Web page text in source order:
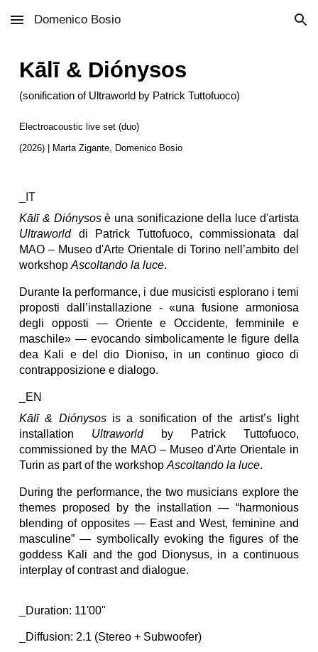
Skip to main content Skip to navigation
Domenico Bosio
Kālī & Diónysos
(sonification of Ultraworld by Patrick Tuttofuoco)
Electroacoustic live set (duo)
(2026) | Marta Zigante, Domenico Bosio
_IT
Kālī & Diónysosè una sonificazione della luce d'artista
Ultraworlddi Patrick Tuttofuoco, commissionata dal
MAO – Museo d'Arte Orientale di Torino nell’ambito del
workshopAscoltando la luce.
Durante la performance, i due musicisti esplorano i temi
proposti dall’installazione - «una fusione armoniosa
degli opposti — Oriente e Occidente, femminile e
maschile» — evocando simbolicamente le figure della
dea Kali e del dio Dioniso, in un continuo gioco di
contrapposizione e dialogo.
_EN
Kālī & Diónysosis a sonification of the artist’s light
installation Ultraworldby Patrick Tuttofuoco,
commissioned by the MAO – Museo d'Arte Orientale in
Turin as part of the workshopAscoltando la luce.
During the performance, the two musicians explore the
themes proposed by the installation — “harmonious
blending of opposites — East and West, feminine and
masculine” — symbolically evoking the figures of the
goddess Kali and the god Dionysus, in a continuous
interplay of contrast and dialogue.
_Duration: 11'00''
_Diffusion: 2.1 (Stereo + Subwoofer)